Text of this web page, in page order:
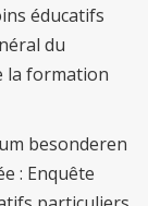
éducatifs
du
la formation
besonderen
: Enquête